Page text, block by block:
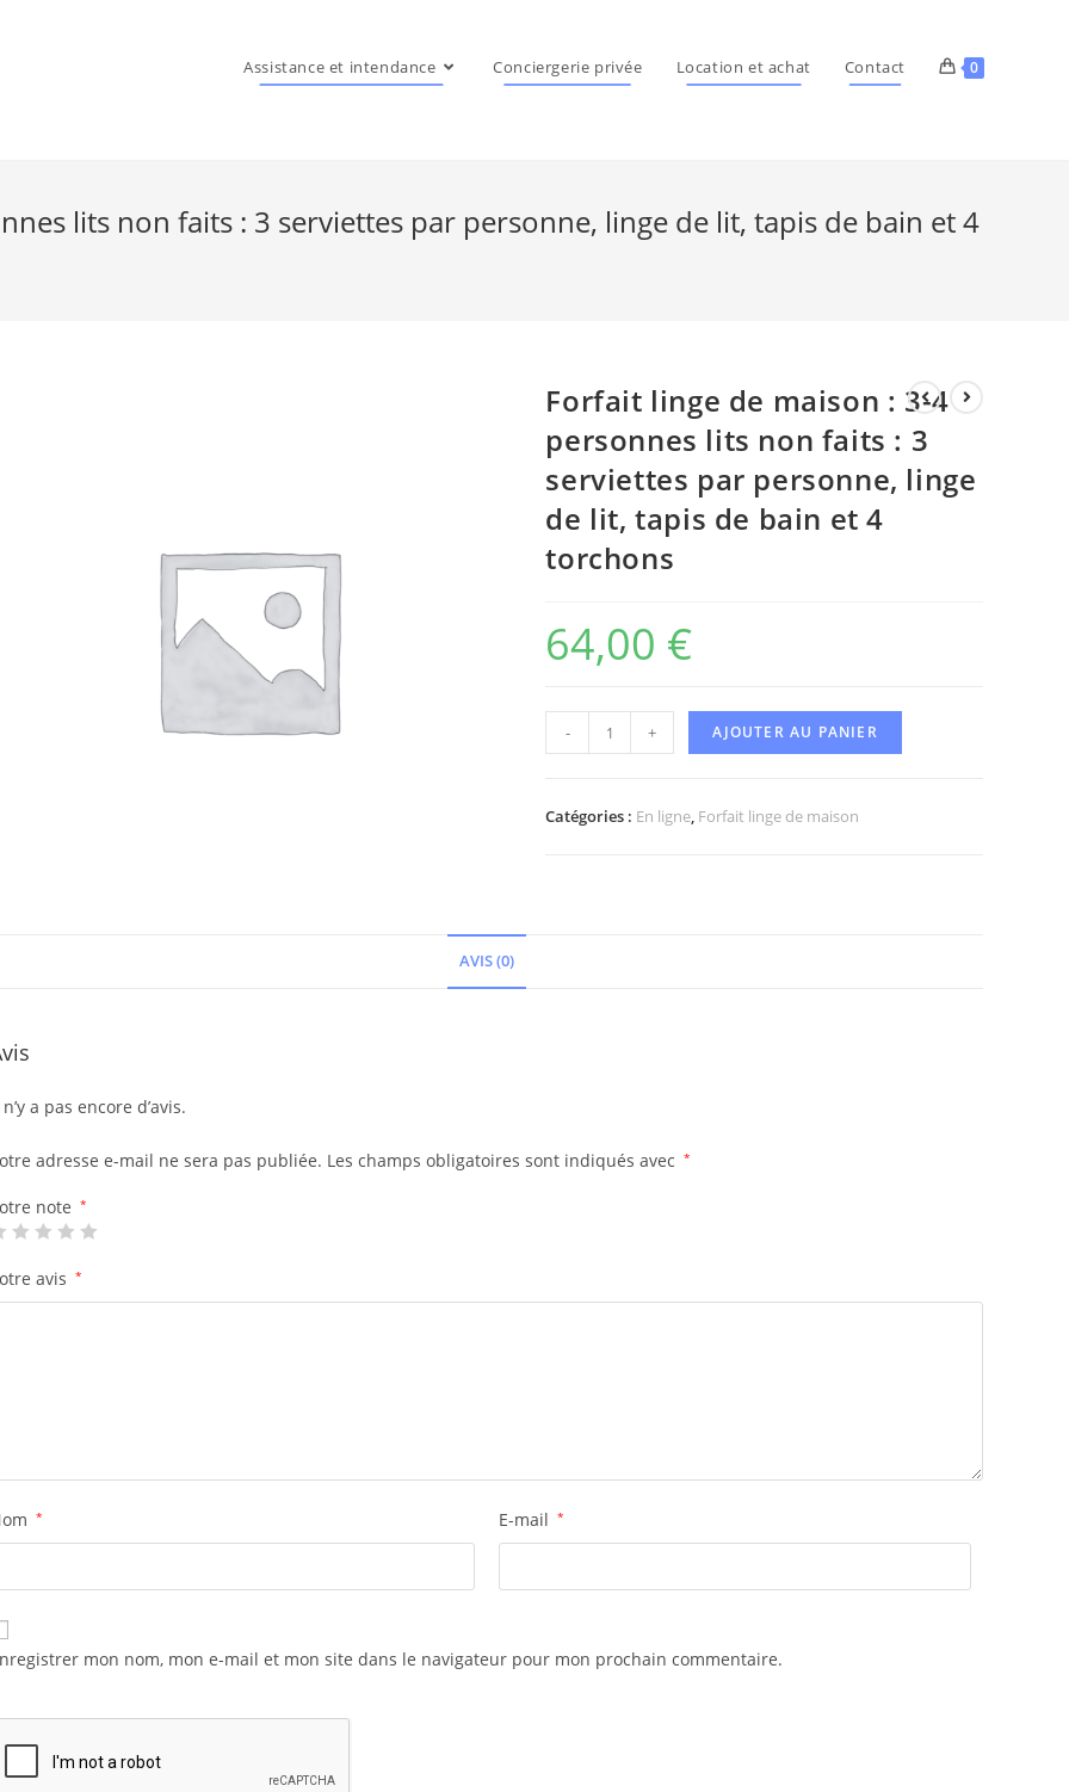
Assistance et intendance Conciergerie privée Location et achat Contact 0
lits non faits : 3 serviettes par personne, linge de lit, tapis de bain et 4
Forfait linge de maison : 3-4
personnes lits non faits : 3
serviettes par personne, linge
de lit, tapis de bain et 4
torchons
64,00 €
- + AJOUTER AU PANIER
Catégories : En ligne, Forfait linge de maison
AVIS (0)
a pas encore d’avis.
adresse e-mail ne sera pas publiée. Les champs obligatoires sont indiqués avec *
note *
avis *
* E-mail *
mon nom, mon e-mail et mon site dans le navigateur pour mon prochain commentaire.